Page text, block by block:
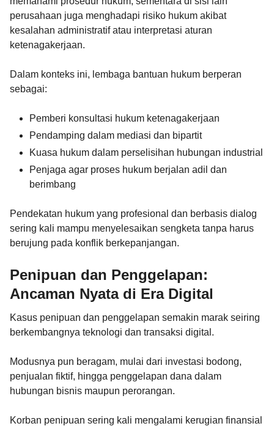
perusahaan juga menghadapi risiko hukum akibat
kesalahan administratif atau interpretasi aturan
ketenagakerjaan.
Dalam konteks ini, lembaga bantuan hukum berperan
sebagai:
Pemberi konsultasi hukum ketenagakerjaan
Pendamping dalam mediasi dan bipartit
Kuasa hukum dalam perselisihan hubungan industrial
Penjaga agar proses hukum berjalan adil dan
berimbang
Pendekatan hukum yang profesional dan berbasis dialog
sering kali mampu menyelesaikan sengketa tanpa harus
berujung pada konflik berkepanjangan.
Penipuan dan Penggelapan:
Ancaman Nyata di Era Digital
Kasus penipuan dan penggelapan semakin marak seiring
berkembangnya teknologi dan transaksi digital.
Modusnya pun beragam, mulai dari investasi bodong,
penjualan fiktif, hingga penggelapan dana dalam
hubungan bisnis maupun perorangan.
Korban penipuan sering kali mengalami kerugian finansial